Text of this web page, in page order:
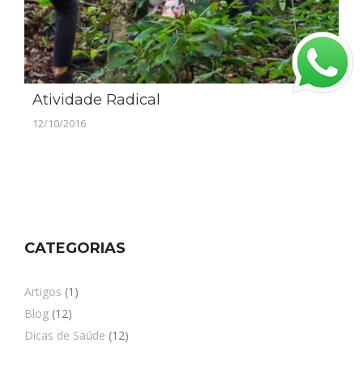
Atividade Radical
12/10/2016
CATEGORIAS
Artigos (1)
Blog (12)
Dicas de Saúde (12)